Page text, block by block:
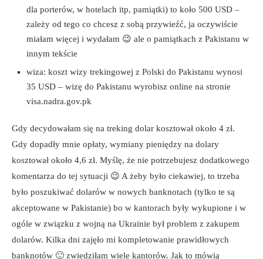
dla porterów, w hotelach itp, pamiątki) to koło 500 USD –
zależy od tego co chcesz z sobą przywieźć, ja oczywiście
miałam więcej i wydałam 😉 ale o pamiątkach z Pakistanu w
innym tekście
wiza: koszt wizy trekingowej z Polski do Pakistanu wynosi
35 USD – wizę do Pakistanu wyrobisz online na stronie
visa.nadra.gov.pk
Gdy decydowałam się na treking dolar kosztował około 4 zł.
Gdy dopadły mnie opłaty, wymiany pieniędzy na dolary
kosztował około 4,6 zł. Myślę, że nie potrzebujesz dodatkowego
komentarza do tej sytuacji 😉 A żeby było ciekawiej, to trzeba
było poszukiwać dolarów w nowych banknotach (tylko te są
akceptowane w Pakistanie) bo w kantorach były wykupione i w
ogóle w związku z wojną na Ukrainie był problem z zakupem
dolarów. Kilka dni zajęło mi kompletowanie prawidłowych
banknotów 🙂 zwiedziłam wiele kantorów. Jak to mówią